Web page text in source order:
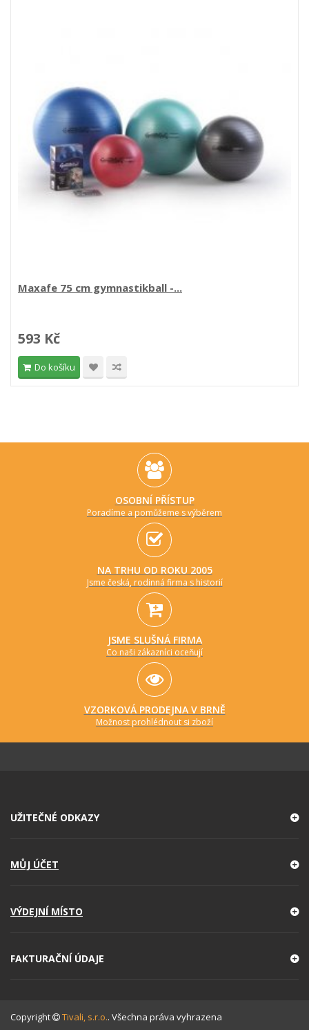
Maxafe 75 cm gymnastikball -...
593 Kč
Do košíku
OSOBNÍ PŘÍSTUP
Poradíme a pomůžeme s výběrem
NA TRHU OD ROKU 2005
Jsme česká, rodinná firma s historií
JSME SLUŠNÁ FIRMA
Co naši zákazníci oceňují
VZORKOVÁ PRODEJNA V BRNĚ
Možnost prohlédnout si zboží
UŽITEČNÉ ODKAZY
MŮJ ÚČET
VÝDEJNÍ MÍSTO
FAKTURAČNÍ ÚDAJE
Copyright Tivali, s.r.o.. Všechna práva vyhrazena